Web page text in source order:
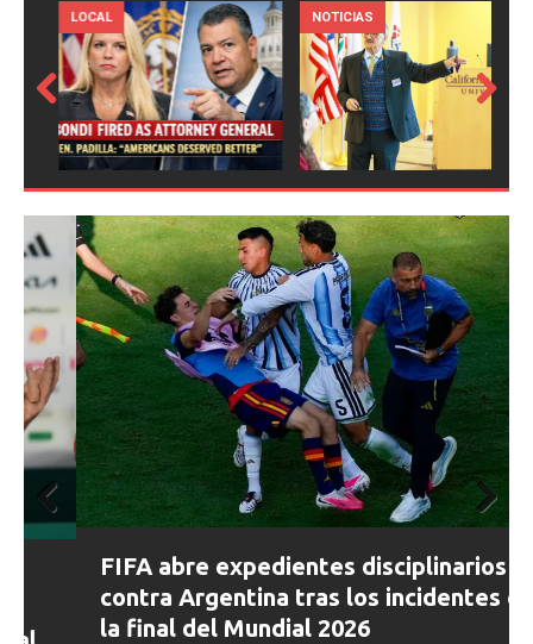
LOCAL NOTICIAS
Prev
ious
FIFA abre expedientes disciplinarios
contra Argentina tras los incidentes en
la final del Mundial 2026
Prev